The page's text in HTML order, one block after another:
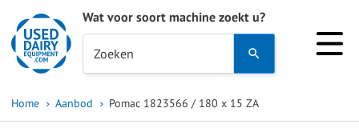
Wat voor soort machine zoekt u?
Zoeken
and
Home Aanbod Pomac 1823566 / 180 x 15 ZA